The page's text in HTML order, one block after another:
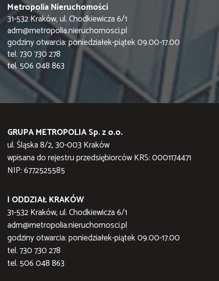
Metropolia Nieruchomości
31-532 Kraków, ul. Chodkiewicza 6/1
adm@metropolia.nieruchomosci.pl
godziny otwarcia: poniedziałek-piątek 09.00-17.00
tel. 730 730 278
tel. 506 048 863
GRUPA METROPOLIA Sp. z o.o.
ul. Śląska 8/2, 30-003 Kraków
wpisana do rejestru przedsiębiorców KRS: 0001174471
NIP: 6772525585
I ODDZIAŁ KRAKÓW
31-532 Kraków, ul. Chodkiewicza 6/1
adm@metropolia.nieruchomosci.pl
godziny otwarcia: poniedziałek-piątek 09.00-17.00
tel. 730 730 278
tel. 506 048 863